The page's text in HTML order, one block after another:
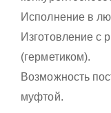
Исполнение в
Изготовление с
(герметиком).
Возможность
муфтой.